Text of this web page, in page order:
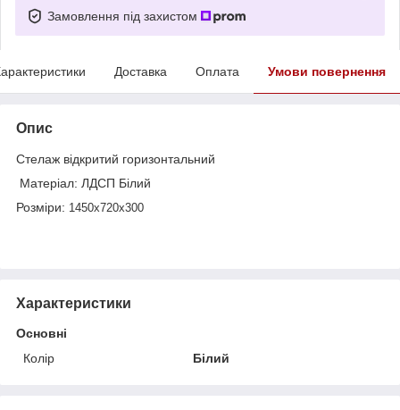
Замовлення під захистом
Доставка Оплата Умови повернення
Опис
Стелаж відкритий горизонтальний
Матеріал: ЛДСП Білий
Розміри: 1450х720х300
Характеристики
Основні
Колір
Білий